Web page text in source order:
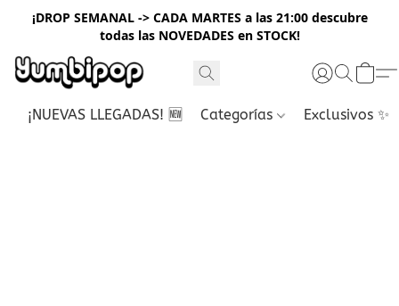
¡DROP SEMANAL -> CADA MARTES a las 21:00 descubre
todas las NOVEDADES en STOCK!
¡NUEVAS LLEGADAS! 🆕 Categorías Exclusivos ✨